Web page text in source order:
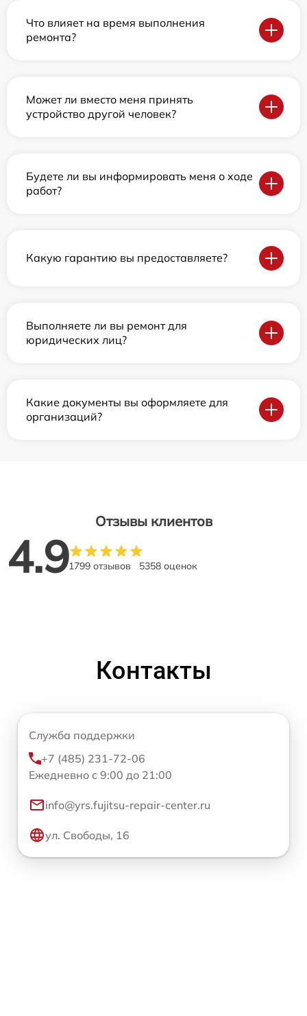
Что влияет на время выполнения
ремонта?
Может ли вместо меня принять
устройство другой человек?
Будете ли вы информировать меня о ходе
работ?
Какую гарантию вы предоставляете?
Выполняете ли вы ремонт для
юридических лиц?
Какие документы вы оформляете для
организаций?
Отзывы клиентов
4.91799 отзывов 5358 оценок
Контакты
Служба поддержки
+7 (485) 231-72-06
Ежедневно с 9:00 до 21:00
info@yrs.fujitsu-repair-center.ru
ул. Свободы, 16